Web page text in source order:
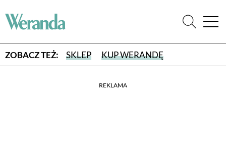
ZOBACZ TEŻ: SKLEP KUP WERANDĘ
REKLAMA